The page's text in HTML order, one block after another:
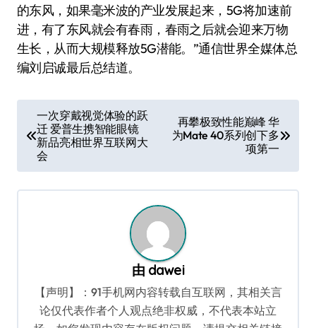
的东风，如果毫米波的产业发展起来，5G将加速前
进，有了东风就会有春雨，春雨之后就会迎来万物
生长，从而大规模释放5G潜能。”通信世界全媒体总
编刘启诚最后总结道。
章
一次穿戴视觉体验的跃
迁 爱普生携智能眼镜
新品亮相世界互联网大
会
再攀极致性能巅峰 华
为Mate 40系列创下多
项第一
由 dawei
【声明】：91手机网内容转载自互联网，其相关言
论仅代表作者个人观点绝非权威，不代表本站立